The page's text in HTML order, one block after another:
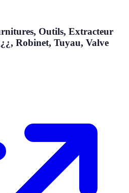
Outils, Extracteur
Robinet, Tuyau, Valve